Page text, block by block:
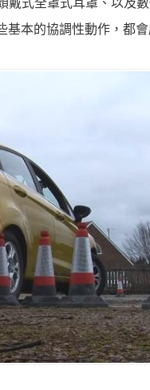
式全罩式耳罩、以及
本的協調性動作，都